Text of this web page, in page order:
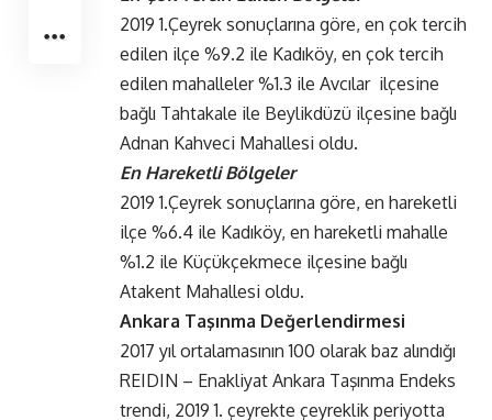
2019 1.Çeyrek sonuçlarına göre, en çok tercih
edilen ilçe %9.2 ile Kadıköy, en çok tercih
edilen mahalleler %1.3 ile Avcılar ilçesine
bağlı Tahtakale ile Beylikdüzü ilçesine bağlı
Adnan Kahveci Mahallesi oldu.
En Hareketli Bölgeler
2019 1.Çeyrek sonuçlarına göre, en hareketli
ilçe %6.4 ile Kadıköy, en hareketli mahalle
%1.2 ile Küçükçekmece ilçesine bağlı
Atakent Mahallesi oldu.
Ankara Taşınma Değerlendirmesi
2017 yıl ortalamasının 100 olarak baz alındığı
REIDIN – Enakliyat Ankara Taşınma Endeks
trendi, 2019 1. çeyrekte çeyreklik periyotta